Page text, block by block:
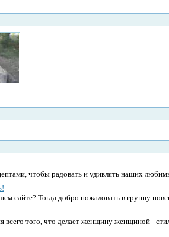
чтобы радовать и удивлять наших
сайте? Тогда добро пожаловать в группу
всего того, что делает женщину женщиной -